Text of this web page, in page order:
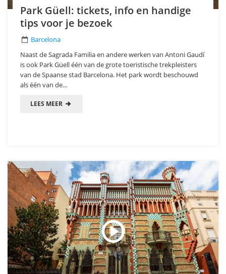
Park Güell: tickets, info en handige
tips voor je bezoek
Barcelona
Naast de Sagrada Familia en andere werken van Antoni Gaudí
is ook Park Güell één van de grote toeristische trekpleisters
van de Spaanse stad Barcelona. Het park wordt beschouwd
als één van de...
LEES MEER